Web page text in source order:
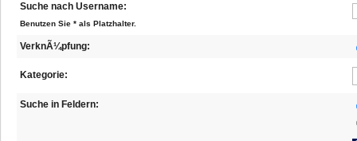
Suche nach Username:
Benutzen Sie * als Platzhalter.
VerknÃ¼pfung:
Kategorie:
Suche in Feldern: